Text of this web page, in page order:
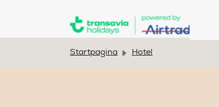
Startpagina Hotel